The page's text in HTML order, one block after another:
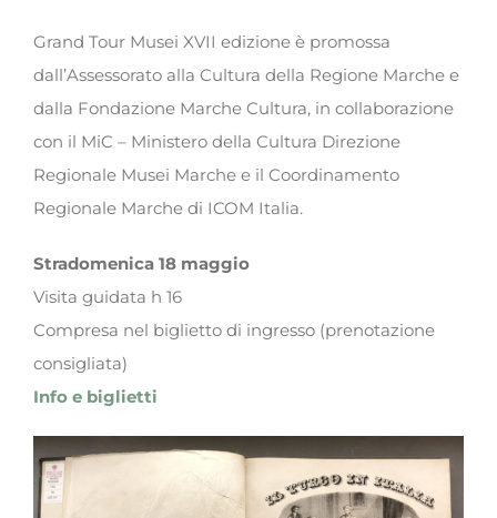
Grand Tour Musei XVII edizione è promossa
dall’Assessorato alla Cultura della Regione Marche e
dalla Fondazione Marche Cultura, in collaborazione
con il MiC – Ministero della Cultura Direzione
Regionale Musei Marche e il Coordinamento
Regionale Marche di ICOM Italia.
Stradomenica 18 maggio
Visita guidata h 16
Compresa nel biglietto di ingresso (prenotazione
consigliata)
Info e biglietti